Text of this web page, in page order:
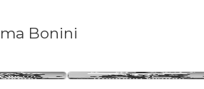
Bonini